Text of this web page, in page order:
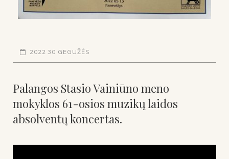
2022 30 GEGUŽĖS
Palangos Stasio Vainiūno meno
mokyklos 61-osios muzikų laidos
absolventų koncertas.